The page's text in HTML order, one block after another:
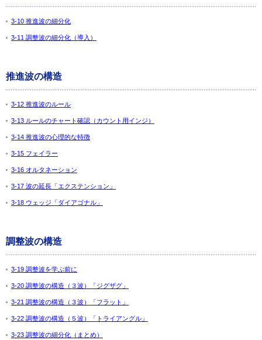
3-10 推進波の細分化
3-11 調整波の細分化（導入）
推進波の構造
3-12 推進波のルール
3-13 ルールのチャート確認（カウント用インジ）
3-14 推進波の心理的な特徴
3-15 フェイラー
3-16 オルタネーション
3-17 波の延長「エクステンション」
3-18 ウェッジ「ダイアゴナル」
調整波の構造
3-19 調整波を学ぶ前に
3-20 調整波の構造（３波）「ジグザグ」
3-21 調整波の構造（３波）「フラット」
3-22 調整波の構造（５波）「トライアングル」
3-23 調整波の細分化（まとめ）